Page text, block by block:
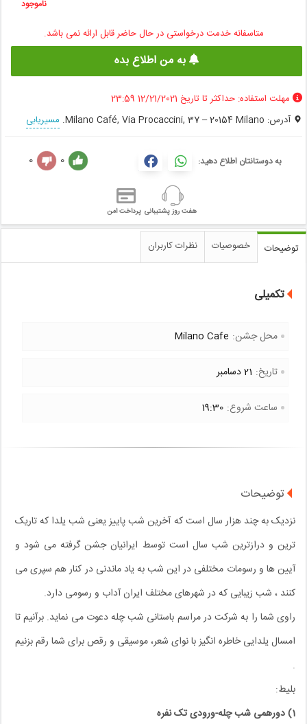
ناموجود
متاسفانه خدمت درخواستی در حال حاضر قابل ارائه نمی باشد.
به من اطلاع بده
مهلت استفاده: حداکثر تا تاریخ 12/21/2021 23:59
آدرس: Milano Café, Via Procaccini, 37 – 20154 Milano.
مسیریابی
به دوستانتان اطلاع دهید: 0
0
هفت روز پشتیبانی پرداخت امن
توضیحات خصوصیات نظرات کاربران
تکمیلی
محل جشن: Milano Cafe
تاریخ: 21 دسامبر
ساعت شروع: 19:30
توضیحات
نزدیک به چند هزار سال است که آخرین شب پاییز یعنی شب یلدا که تاریک
ترین و درازترین شب سال است توسط ایرانیان جشن گرفته می شود و
آیین ها و رسومات مختلفی در این شب به یاد ماندنی در کنار هم سپری می
کنند ، شب زیبایی که در شهرهای مختلف ایران آداب و رسومی دارد.
راوی ﺷﻤﺎ ﺭﺍ به شرکت در مراسم باستانی شب چله دعوت می نماید. برآنیم تا
امسال ﯾﻠﺪﺍﯾﯽ ﺧﺎﻃﺮﻩ ﺍﻧﮕﯿﺰ ﺑﺎ ﻧﻮﺍﯼ ﺷﻌﺮ، ﻣﻮﺳﯿﻘﯽ ﻭ ﺭﻗﺺ برای شما رقم بزنیم
.
بلیط:
1) دورهمی شب چله-ورودی تک نفره